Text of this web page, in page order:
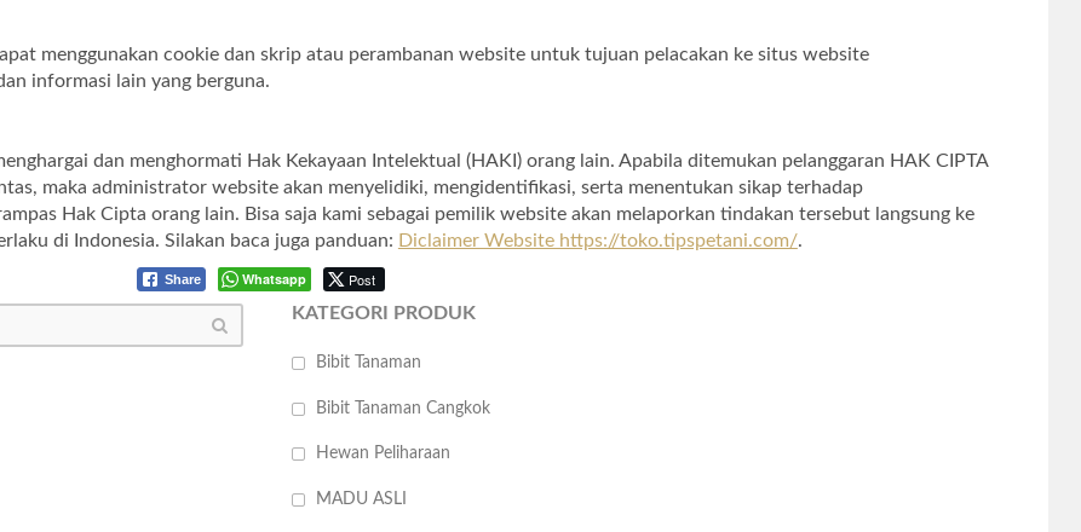
menggunakan cookie dan skrip atau perambanan website untuk tujuan pelacakan ke situs website
informasi lain yang berguna.
dan menghormati Hak Kekayaan Intelektual (HAKI) orang lain. Apabila ditemukan pelanggaran HAK CIPTA
maka administrator website akan menyelidiki, mengidentifikasi, serta menentukan sikap terhadap
Hak Cipta orang lain. Bisa saja kami sebagai pemilik website akan melaporkan tindakan tersebut langsung ke
di Indonesia. Silakan baca juga panduan: Diclaimer Website https://toko.tipspetani.com/.
Share Whatsapp Post
KATEGORI PRODUK
Bibit Tanaman
Bibit Tanaman Cangkok
Hewan Peliharaan
MADU ASLI